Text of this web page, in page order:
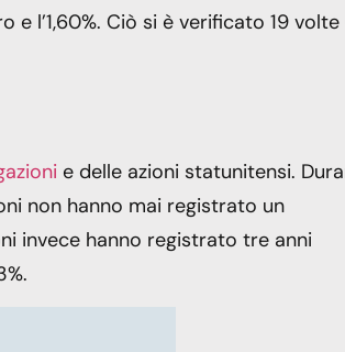
e l’1,60%. Ciò si è verificato 19 volte
e delle azioni statunitensi.
non hanno mai registrato un
invece hanno registrato tre anni